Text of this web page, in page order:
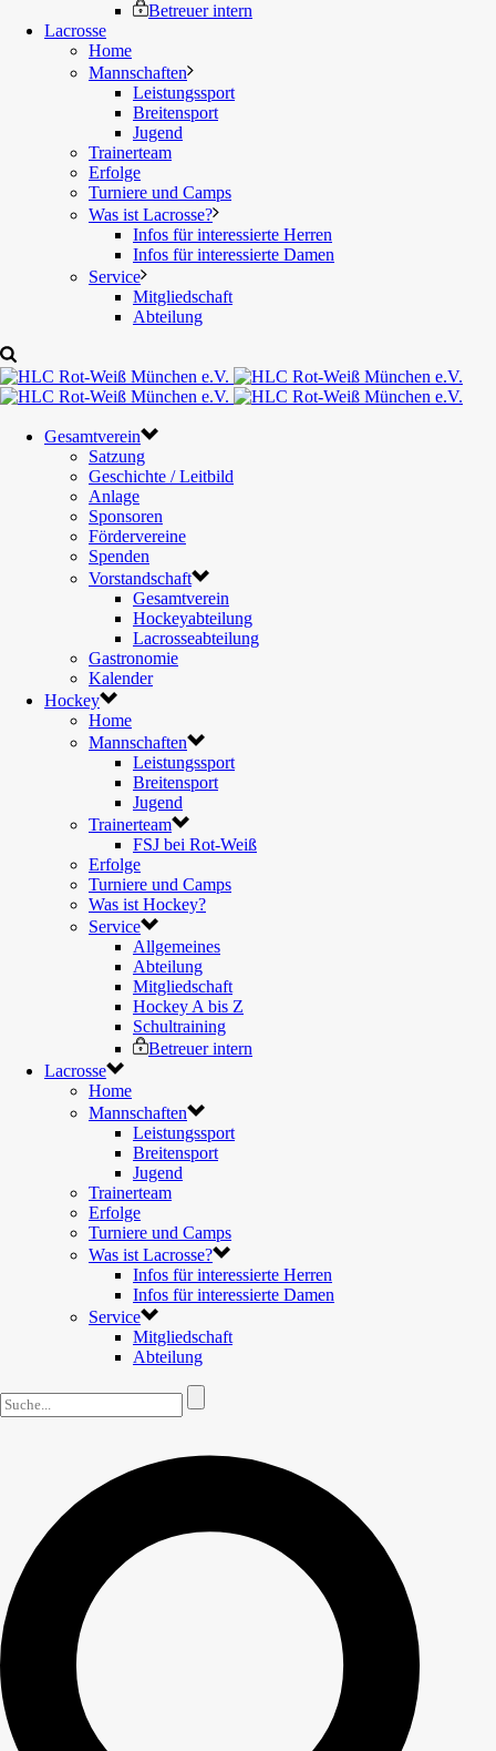
Betreuer intern
Lacrosse
Home
Mannschaften
Leistungssport
Breitensport
Jugend
Trainerteam
Erfolge
Turniere und Camps
Was ist Lacrosse?
Infos für interessierte Herren
Infos für interessierte Damen
Service
Mitgliedschaft
Abteilung
Gesamtverein
Satzung
Geschichte / Leitbild
Anlage
Sponsoren
Fördervereine
Spenden
Vorstandschaft
Gesamtverein
Hockeyabteilung
Lacrosseabteilung
Gastronomie
Kalender
Hockey
Home
Mannschaften
Leistungssport
Breitensport
Jugend
Trainerteam
FSJ bei Rot-Weiß
Erfolge
Turniere und Camps
Was ist Hockey?
Service
Allgemeines
Abteilung
Mitgliedschaft
Hockey A bis Z
Schultraining
Betreuer intern
Lacrosse
Home
Mannschaften
Leistungssport
Breitensport
Jugend
Trainerteam
Erfolge
Turniere und Camps
Was ist Lacrosse?
Infos für interessierte Herren
Infos für interessierte Damen
Service
Mitgliedschaft
Abteilung